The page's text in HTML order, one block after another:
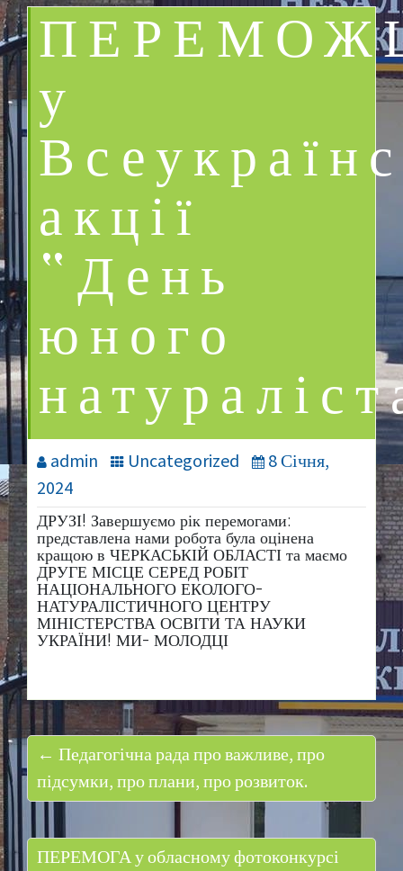
у
акції
“День
юного
admin Uncategorized
8 Січня,
2024
ДРУЗІ! Завершуємо рік перемогами:
представлена нами робота була оцінена
кращою в ЧЕРКАСЬКІЙ ОБЛАСТІ та маємо
ДРУГЕ МІСЦЕ СЕРЕД РОБІТ
НАЦІОНАЛЬНОГО ЕКОЛОГО-
НАТУРАЛІСТИЧНОГО ЦЕНТРУ
МІНІСТЕРСТВА ОСВІТИ ТА НАУКИ
УКРАЇНИ! МИ- МОЛОДЦІ
← Педагогічна рада про важливе, про
підсумки, про плани, про розвиток.
ПЕРЕМОГА у обласному фотоконкурсі